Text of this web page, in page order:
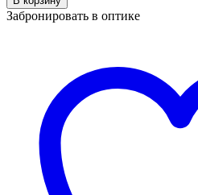
HERMOSSA
HM
Забронировать в оптике